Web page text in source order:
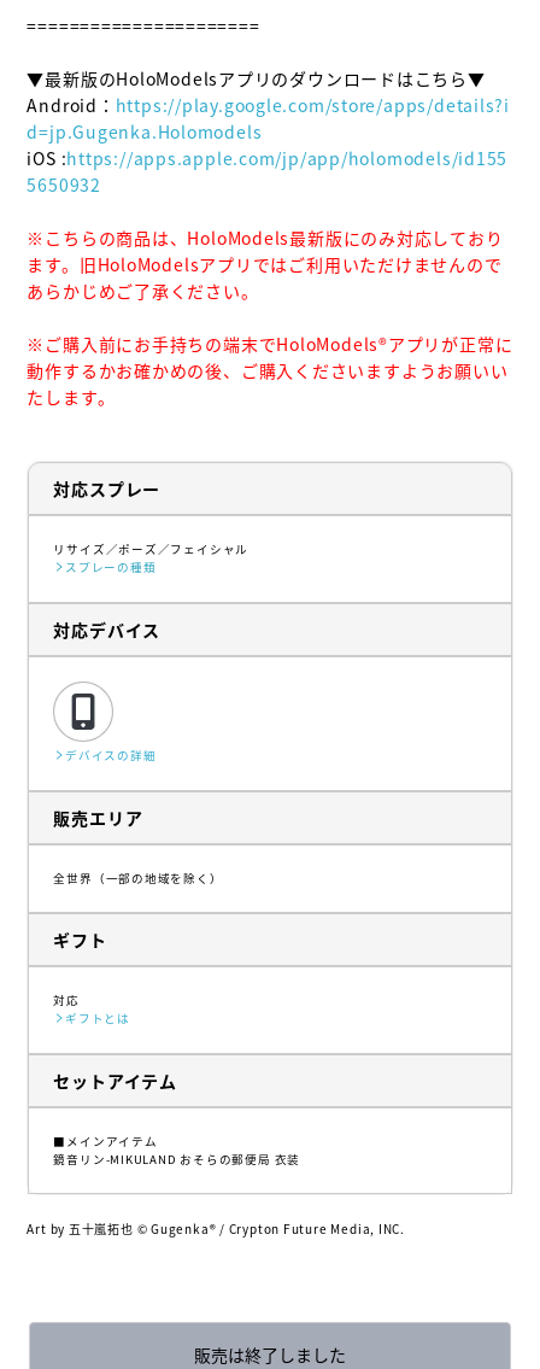
======================
▼最新版のHoloModelsアプリのダウンロードはこちら▼
Android： https://play.google.com/store/apps/details?i
d=jp.Gugenka.Holomodels
iOS :https://apps.apple.com/jp/app/holomodels/id155
5650932
※こちらの商品は、HoloModels最新版にのみ対応しており
ます。旧HoloModelsアプリではご利用いただけませんので
あらかじめご了承ください。
※ご購入前にお手持ちの端末でHoloModels®︎アプリが正常に
動作するかお確かめの後、ご購入くださいますようお願いい
たします。
対応スプレー
リサイズ ポーズ
フェイシャル
スプレーの種類
対応デバイス
デバイスの詳細
販売エリア
全世界（一部の地域を除く）
ギフト
対応
ギフトとは
セットアイテム
■メインアイテム
鏡音リン-MIKULAND おそらの郵便局 衣装
Art by 五十嵐拓也 ©︎ Gugenka®︎ / Crypton Future Media, INC.
販売は終了しました